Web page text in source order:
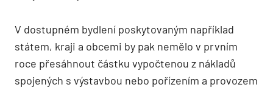
V dostupném bydlení poskytovaným například
státem, kraji a obcemi by pak nemělo v prvním
roce přesáhnout částku vypočtenou z nákladů
spojených s výstavbou nebo pořízením a provozem